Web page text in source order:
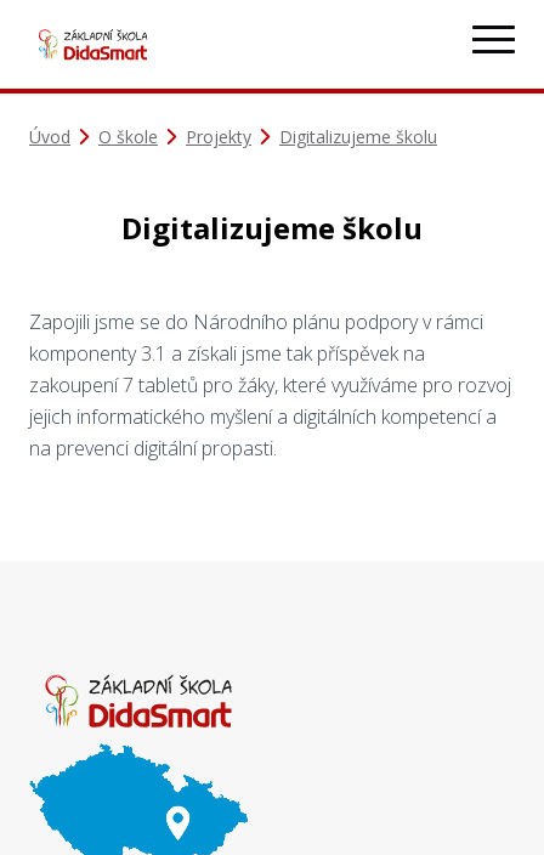
Úvod O škole Projekty Digitalizujeme školu
Digitalizujeme školu
Zapojili jsme se do Národního plánu podpory v rámci
komponenty 3.1 a získali jsme tak příspěvek na
zakoupení 7 tabletů pro žáky, které využíváme pro rozvoj
jejich informatického myšlení a digitálních kompetencí a
na prevenci digitální propasti.